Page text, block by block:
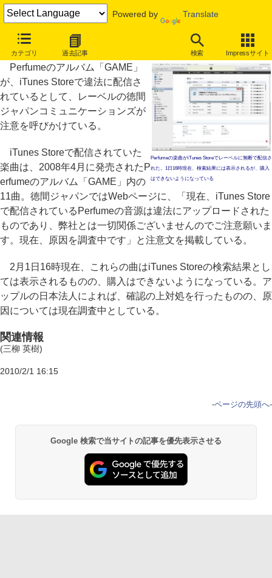
Powered by Translate
カテゴリ 過去記事 検索 Impressサイト
Perfumeの楽曲がiTunes Storeで無断配信
Perfumeの楽曲がiTunes Storeでレーベルに無断で配信さ
れた。1日16時現在、検索結果には表示されるが、購入
はできないようになっている
Perfumeのアルバム「GAME」
が、iTunes Storeで違法に配信さ
れているとして、レーベルの徳間
ジャパンコミュニケーションズが
注意を呼びかけている。
iTunes Storeで配信されていた
楽曲は、2008年4月に発売されたP
erfumeのアルバム「GAME」内の
11曲。徳間ジャパンではWebページに、「現在、iTunes Store
で配信されているPerfumeの音源は違法にアップロードされた
ものであり、弊社とは一切関係ございませんのでご注意願いま
す。現在、原因を調査中です」と注意文を掲載している。
2月1日16時現在、これらの曲はiTunes Storeの検索結果とし
ては表示されるものの、購入はできないようになっている。ア
ップルの日本法人によれば、確認の上対処を行ったものの、原
因については現在調査中としている。
関連情報
(三柳 英樹)
2010/2/1 16:15
-ページの先頭へ-
Google 検索で当サイトの記事を優先表示させる